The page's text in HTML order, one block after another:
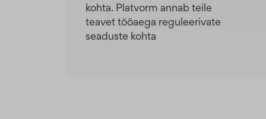
kohta. Platvorm annab teile
teavet tööaega reguleerivate
seaduste kohta